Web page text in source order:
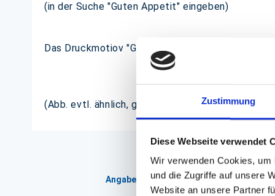
Zustimmung
Diese Webseite verwendet
Wir verwenden Cookies,
und die Zugriffe auf unsere
Website an unsere Partner
(in der Suche "Guten Appetit" eingeben)
Das Druckmotiov "Guten Appetit" eignet sich
(Abb. evtl. ähnlich, ggf. ohne Dekoration)
Angaben zur Informationspflichten der